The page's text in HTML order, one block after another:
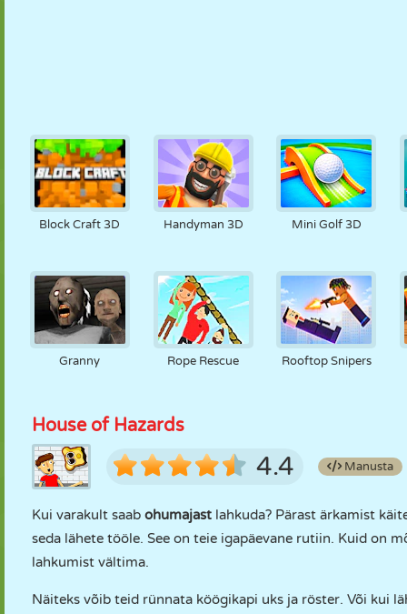
Block Craft 3D Handyman 3D Mini Golf 3D
Granny Rope Rescue Rooftop Snipers
House of Hazards
4.4 Manusta
Kui varakult saab ohumajast lahkuda? Pärast ärkamist
seda lähete tööle. See on teie igapäevane rutiin. Kuid on
lahkumist vältima.
Näiteks võib teid rünnata köögikapi uks ja röster. Või kui